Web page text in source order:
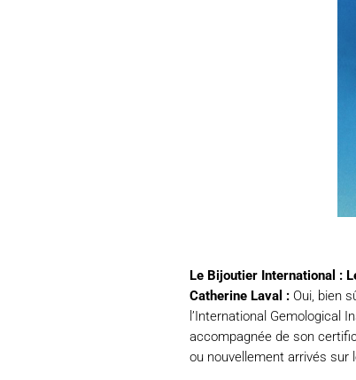
Le Bijoutier International :
Catherine Laval : Oui, bien
l’International Gemological
accompagnée de son
ou nouvellement arrivés sur